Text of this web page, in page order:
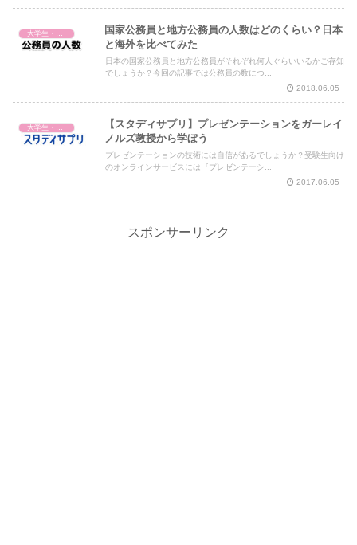
国家公務員と地方公務員の人数はどのくらい？日本
と海外を比べてみた
日本の国家公務員と地方公務員がそれぞれ何人ぐらいいるかご存知
でしょうか？今回の記事では公務員の数につ...
2018.06.05
【スタディサプリ】プレゼンテーションをガーレイ
ノルズ教授から学ぼう
プレゼンテーションの技術には自信があるでしょうか？受験生向け
のオンラインサービスには『プレゼンテーシ...
2017.06.05
スポンサーリンク